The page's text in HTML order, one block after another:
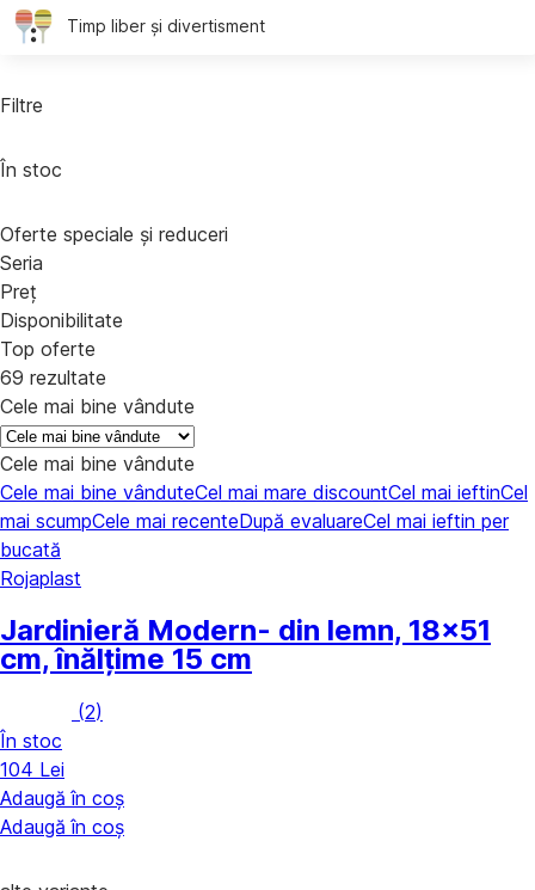
Timp liber și divertisment
Filtre
În stoc
Oferte speciale și reduceri
Seria
Preț
Disponibilitate
Top oferte
69 rezultate
Cele mai bine vândute
Cele mai bine vândute
Cele mai bine vânduteCel mai mare discountCel mai ieftinCel
mai scumpCele mai recenteDupă evaluareCel mai ieftin per
bucată
Rojaplast
Jardinieră Modern- din lemn, 18x51
cm, înălțime 15 cm
(2)
În stoc
104 Lei
Adaugă în coș
Adaugă în coș